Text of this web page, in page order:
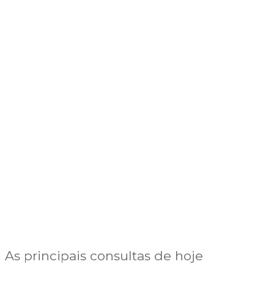
As principais consultas de hoje